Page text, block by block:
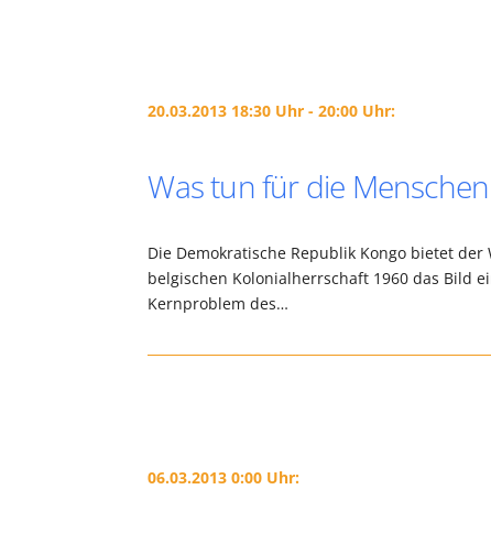
20.03.2013 18:30 Uhr - 20:00 Uhr:
Was tun für die
Die Demokratische Republik Kongo bietet
belgischen Kolonialherrschaft 1960 das Bild
Kernproblem des…
06.03.2013 0:00 Uhr: